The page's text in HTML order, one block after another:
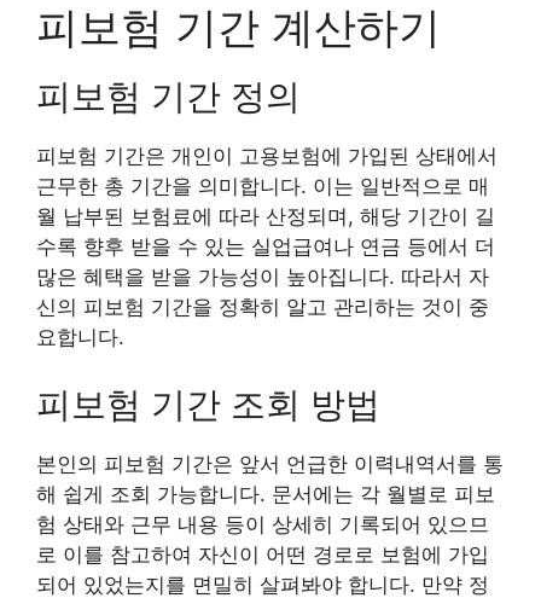
피보험 기간 계산하기
피보험 기간 정의
피보험 기간은 개인이 고용보험에 가입된 상태에서
근무한 총 기간을 의미합니다. 이는 일반적으로 매
월 납부된 보험료에 따라 산정되며, 해당 기간이 길
수록 향후 받을 수 있는 실업급여나 연금 등에서 더
많은 혜택을 받을 가능성이 높아집니다. 따라서 자
신의 피보험 기간을 정확히 알고 관리하는 것이 중
요합니다.
피보험 기간 조회 방법
본인의 피보험 기간은 앞서 언급한 이력내역서를 통
해 쉽게 조회 가능합니다. 문서에는 각 월별로 피보
험 상태와 근무 내용 등이 상세히 기록되어 있으므
로 이를 참고하여 자신이 어떤 경로로 보험에 가입
되어 있었는지를 면밀히 살펴봐야 합니다. 만약 정